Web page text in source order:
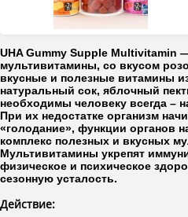
UHA Gummy Supple Multivitamin
мультивитамины, со вкусом
вкусные и полезные витамины
натуральный сок, яблочный
необходимы человеку всегда –
При их недостатке организм
«голодание», функции органов
комплекс полезных и вкусных
Мультивитамины укрепят
физическое и психическое
сезонную усталость.
Действие: